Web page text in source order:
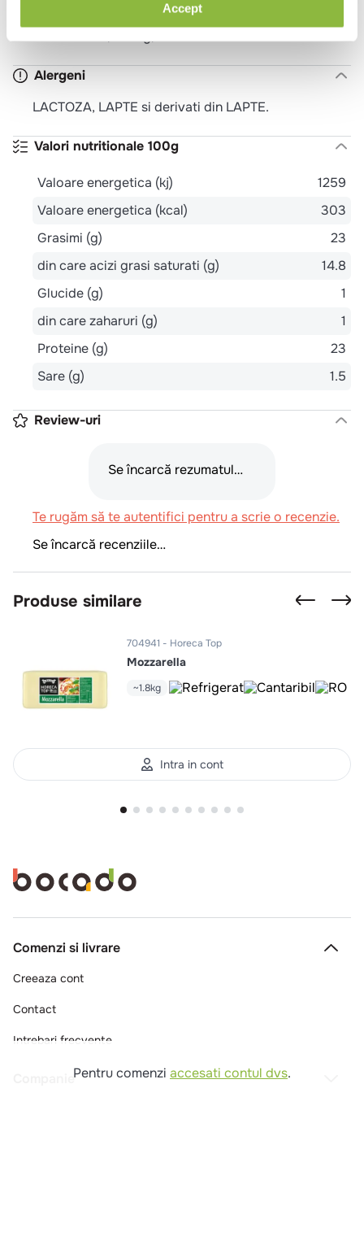
Accept
Pentru comenzi accesati contul dvs.
LAPTE de vaca pasteurizat, culturi lactice
Alergeni
LACTOZA, LAPTE si derivati din LAPTE.
Valori nutritionale 100g
Valoare energetica (kj)
1259
Valoare energetica (kcal)
303
Grasimi (g)
23
din care acizi grasi saturati (g)
14.8
Glucide (g)
1
din care zaharuri (g)
1
Proteine (g)
23
Sare (g)
1.5
Review-uri
Se încarcă rezumatul…
Te rugăm să te autentifici pentru a scrie o recenzie.
Se încarcă recenziile…
Produse similare
704941 Horeca Top
Mozzarella
~1.8kg
Intra in cont
Comenzi si livrare
Creeaza cont
Contact
Intrebari frecvente
Companie